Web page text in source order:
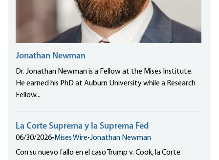
Jonathan Newman
Dr. Jonathan Newman is a Fellow at the Mises Institute.
He earned his PhD at Auburn University while a Research
Fellow...
La Corte Suprema y la Suprema Fed
06/30/2026• Mises Wire•Jonathan Newman
Con su nuevo fallo en el caso Trump v. Cook, la Corte